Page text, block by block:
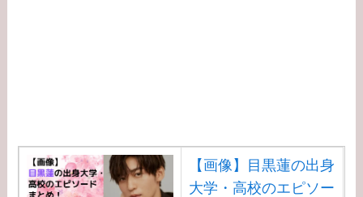
【画像】目黒蓮の出身
大学・高校のエピソー